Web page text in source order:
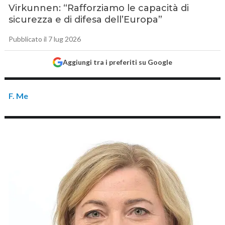
Virkunnen: “Rafforziamo le capacità di
sicurezza e di difesa dell’Europa”
Pubblicato il 7 lug 2026
Aggiungi tra i preferiti su Google
F. Me